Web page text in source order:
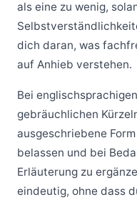
als eine zu wenig,
dich daran, was
auf Anhieb verstehen.
Bei
gebräuchlichen
ausgeschriebene
belassen und bei
Erläuterung zu
eindeutig, ohne dass